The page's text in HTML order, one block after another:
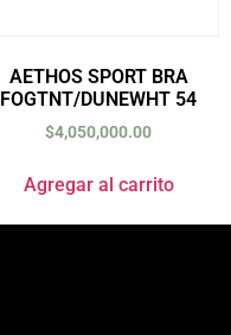
AETHOS SPORT BRA
FOGTNT/DUNEWHT 54
$4,050,000.00
Agregar al carrito